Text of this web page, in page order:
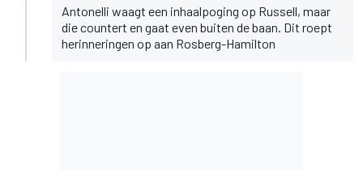
Antonelli waagt een inhaalpoging op Russell, maar
die countert en gaat even buiten de baan. Dit roept
herinneringen op aan Rosberg-Hamilton